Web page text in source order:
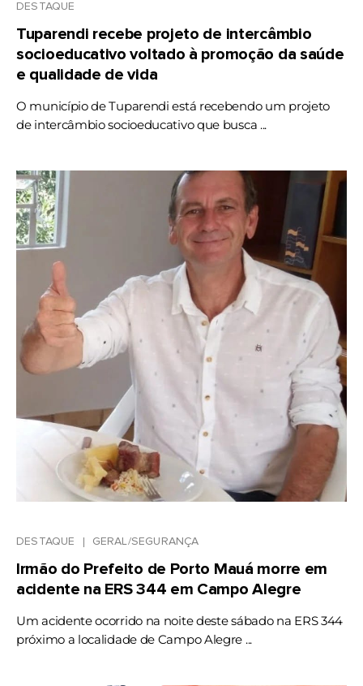
DESTAQUE
Tuparendi recebe projeto de intercâmbio
socioeducativo voltado à promoção da saúde
e qualidade de vida
O município de Tuparendi está recebendo um projeto
de intercâmbio socioeducativo que busca ...
DESTAQUE GERAL/SEGURANÇA
Irmão do Prefeito de Porto Mauá morre em
acidente na ERS 344 em Campo Alegre
Um acidente ocorrido na noite deste sábado na ERS 344
próximo a localidade de Campo Alegre ...